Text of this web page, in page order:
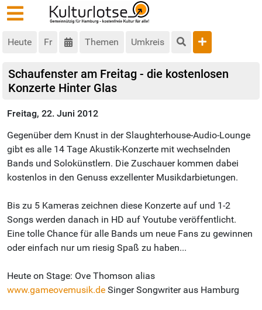
Heute Fr Themen Umkreis
Schaufenster am Freitag - die kostenlosen
Konzerte Hinter Glas
Freitag, 22. Juni 2012
Gegenüber dem Knust in der Slaughterhouse-Audio-Lounge
gibt es alle 14 Tage Akustik-Konzerte mit wechselnden
Bands und Solokünstlern. Die Zuschauer kommen dabei
kostenlos in den Genuss exzellenter Musikdarbietungen.
Bis zu 5 Kameras zeichnen diese Konzerte auf und 1-2
Songs werden danach in HD auf Youtube veröffentlicht.
Eine tolle Chance für alle Bands um neue Fans zu gewinnen
oder einfach nur um riesig Spaß zu haben...
Heute on Stage: Ove Thomson alias
www.gameovemusik.de Singer Songwriter aus Hamburg